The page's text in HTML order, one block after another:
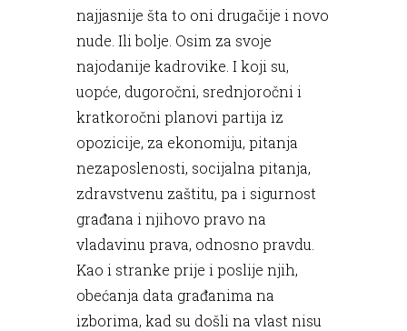
najjasnije šta to oni drugačije i novo
nude. Ili bolje. Osim za svoje
najodanije kadrovike. I koji su,
uopće, dugoročni, srednjoročni i
kratkoročni planovi partija iz
opozicije, za ekonomiju, pitanja
nezaposlenosti, socijalna pitanja,
zdravstvenu zaštitu, pa i sigurnost
građana i njihovo pravo na
vladavinu prava, odnosno pravdu.
Kao i stranke prije i poslije njih,
obećanja data građanima na
izborima, kad su došli na vlast nisu